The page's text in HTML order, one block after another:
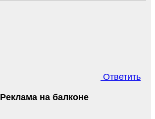
Ответить
Реклама на балконе